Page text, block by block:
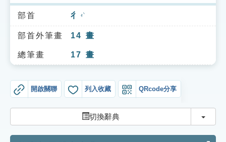
索引選單
知識索引
單字索引
部首 彳 ㄔˋ
部首外筆畫 14 畫
總筆畫 17 畫
開啟關聯 列入收藏 QRcode分享
切換辭典 切換